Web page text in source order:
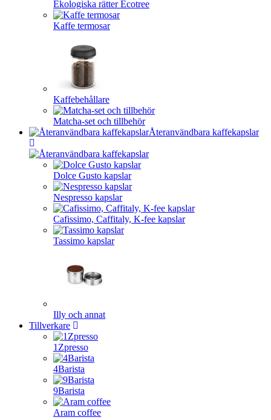
Ekologiska rätter Ecotree
Kaffe termosar
Kaffebehållare
Matcha-set och tillbehör
Återanvändbara kaffekapslar
Dolce Gusto kapslar
Nespresso kapslar
Cafissimo, Caffitaly, K-fee kapslar
Tassimo kapslar
Illy och annat
Tillverkare
1Zpresso
4Barista
9Barista
Aram coffee